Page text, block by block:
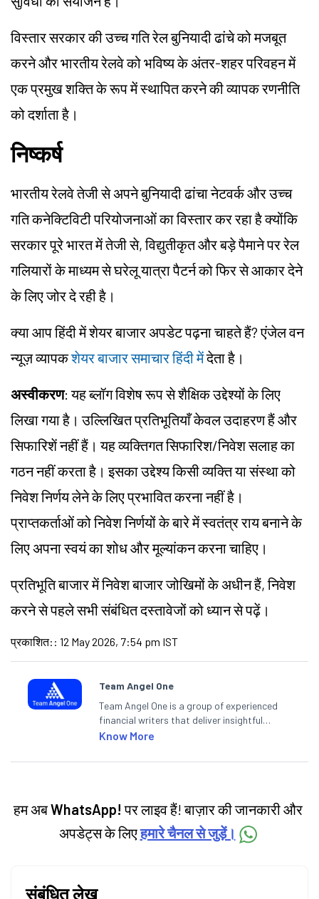
विस्तार सरकार की उच्च गति रेल बुनियादी ढांचे को मजबूत
करने और भारतीय रेलवे को भविष्य के अंतर-शहर परिवहन में
एक प्रमुख शक्ति के रूप में स्थापित करने की व्यापक रणनीति
को दर्शाता है।
निष्कर्ष
भारतीय रेलवे तेजी से अपने बुनियादी ढांचा नेटवर्क और उच्च
गति कनेक्टिविटी परियोजनाओं का विस्तार कर रहा है क्योंकि
सरकार पूरे भारत में तेजी से, विद्युतीकृत और बड़े पैमाने पर रेल
गलियारों के माध्यम से घरेलू यात्रा पैटर्न को फिर से आकार देने
के लिए जोर दे रही है।
क्या आप हिंदी में शेयर बाजार अपडेट पढ़ना चाहते हैं? एंजेल वन
न्यूज़ व्यापकशेयर बाजार समाचार हिंदी मेंदेता है।
अस्वीकरण: यह ब्लॉग विशेष रूप से शैक्षिक उद्देश्यों के लिए
लिखा गया है। उल्लिखित प्रतिभूतियाँ केवल उदाहरण हैं और
सिफारिशें नहीं हैं। यह व्यक्तिगत सिफारिश/निवेश सलाह का
गठन नहीं करता है। इसका उद्देश्य किसी व्यक्ति या संस्था को
निवेश निर्णय लेने के लिए प्रभावित करना नहीं है।
प्राप्तकर्ताओं को निवेश निर्णयों के बारे में स्वतंत्र राय बनाने के
लिए अपना स्वयं का शोध और मूल्यांकन करना चाहिए।
प्रतिभूति बाजार में निवेश बाजार जोखिमों के अधीन हैं, निवेश
करने से पहले सभी संबंधित दस्तावेजों को ध्यान से पढ़ें।
प्रकाशित: : 12 May 2026, 7:54 pm IST
Team Angel One
Team Angel One is a group of experienced
financial writers that deliver insightful
articles on the stock market, IPO, economy,
categories.
Know More
हम अबWhatsApp! पर लाइव हैं! बाज़ार की जानकारी और
अपडेट्स के लिएहमारे चैनल से जुड़ें।
संबंधित लेख